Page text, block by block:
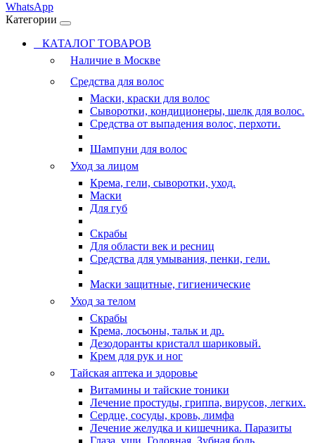
WhatsApp
Категории
КАТАЛОГ ТОВАРОВ
Наличие в Москве
Средства для волос
Маски, краски для волос
Сыворотки, кондиционеры, шелк для волос.
Средства от выпадения волос, перхоти.
Шампуни для волос
Уход за лицом
Крема, гели, сыворотки, уход.
Маски
Для губ
Скрабы
Для области век и ресниц
Средства для умывания, пенки, гели.
Маски защитные, гигиенические
Уход за телом
Скрабы
Крема, лосьоны, тальк и др.
Дезодоранты кристалл шариковый.
Крем для рук и ног
Тайская аптека и здоровье
Витамины и тайские тоники
Лечение простуды, гриппа, вирусов, легких.
Сердце, сосуды, кровь, лимфа
Лечение желудка и кишечника. Паразиты
Глаза, уши, Головная, Зубная боль.